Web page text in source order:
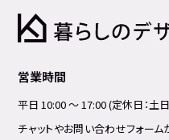
営業時間
平日 10:00 ～ 17:00 (定休日：土
チャットやお問い合わせフォー